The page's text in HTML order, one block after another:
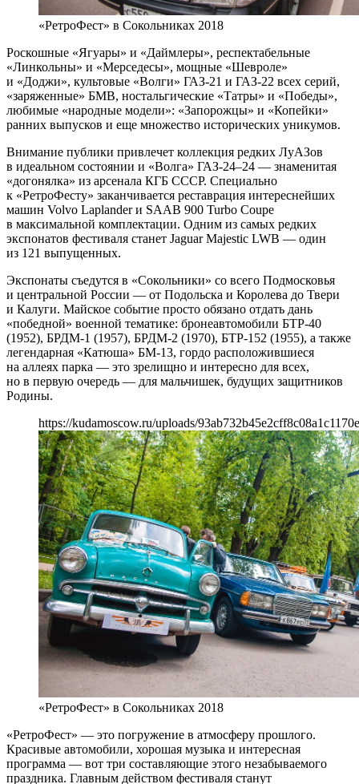
«РетроФест» в Сокольниках 2018
Роскошные «Ягуары» и «Даймлеры», респектабельные
«Линкольны» и «Мерседесы», мощные «Шевроле»
и «Доджи», культовые «Волги» ГАЗ-21 и ГАЗ-22 всех серий,
«заряженные» БМВ, ностальгические «Татры» и «Победы»,
любимые «народные модели»: «Запорожцы» и «Копейки»
ранних выпусков и еще множество исторических уникумов.
Внимание публики привлечет коллекция редких ЛуАЗов
в идеальном состоянии и «Волга» ГАЗ-24–24 — знаменитая
«догонялка» из арсенала КГБ СССР. Специально
к «РетроФесту» заканчивается реставрация интереснейших
машин Volvo Laplander и SAAB 900 Turbo Coupe
в максимальной комплектации. Одним из самых редких
экспонатов фестиваля станет Jaguar Majestic LWB — один
из 121 выпущенных.
Экспонаты съедутся в «Сокольники» со всего Подмосковья
и центральной России — от Подольска и Королева до Твери
и Калуги. Майское событие просто обязано отдать дань
«победной» военной тематике: бронеавтомобили БТР-40
(1952), БРДМ-1 (1957), БРДМ-2 (1970), БТР-152 (1955), а также
легендарная «Катюша» БМ-13, гордо расположившиеся
на аллеях парка — это зрелищно и интересно для всех,
но в первую очередь — для мальчишек, будущих защитников
Родины.
https://kudamoscow.ru/uploads/
«РетроФест» в Сокольниках 2018
«РетроФест» — это погружение в атмосферу прошлого.
Красивые автомобили, хорошая музыка и интересная
программа — вот три составляющие этого незабываемого
праздника. Главным действом фестиваля станут